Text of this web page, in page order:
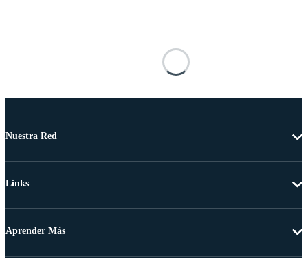
Nuestra Red
Links
Aprender Más